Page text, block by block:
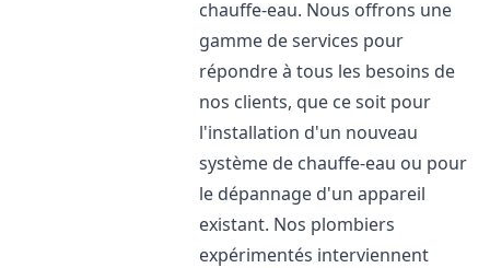
chauffe-eau. Nous offrons une
gamme de services pour
répondre à tous les besoins de
nos clients, que ce soit pour
l'installation d'un nouveau
système de chauffe-eau ou pour
le dépannage d'un appareil
existant. Nos plombiers
expérimentés interviennent